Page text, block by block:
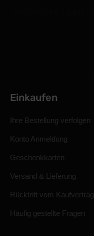
Einkaufen
Ihre Bestellung verfolgen
Konto Anmeldung
Geschenkkarten
Versand & Lieferung
Rücktritt vom Kaufvertrag
Häufig gestellte Fragen